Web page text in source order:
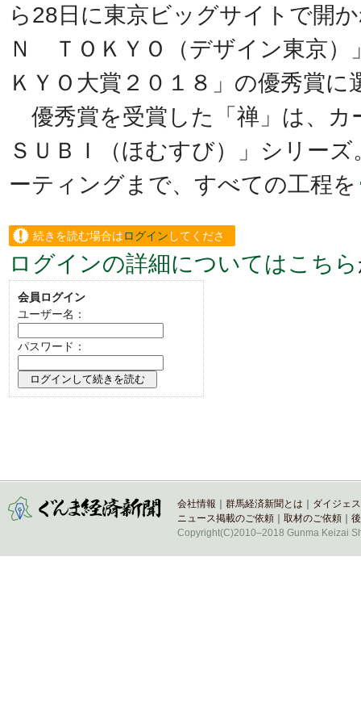
ら28日に東京ビッグサイトで開
Ｎ ＴＯＫＹＯ（デザイン東京
ＫＹＯ大賞２０１８」の優秀賞に
優秀賞を受賞した「禅」は、カ
ＳＵＢＩ（ほむすび）」シリー
ーティングまで、すべての工程を
続きを読む場合はログイン してくださ
い。
ログインの詳細についてはこちら
会員ログイン
ユーザー名：
パスワード：
会社情報 群馬経済新聞とは
ダイジェ
ニュース掲載のご依頼
取材のご依頼
Copyright(C)2010–2018 Gunma Keizai